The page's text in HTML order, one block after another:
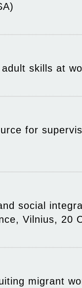
skills at
for
social
Vilnius, 20
migrant